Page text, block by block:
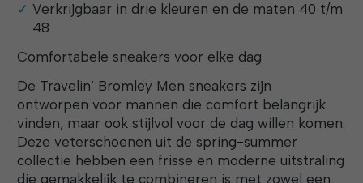
Verkrijgbaar in drie kleuren en de maten 40 t/m
48
Comfortabele sneakers voor elke dag
De Travelin’ Bromley Men sneakers zijn
ontworpen voor mannen die comfort belangrijk
vinden, maar ook stijlvol voor de dag willen komen.
Deze veterschoenen uit de spring-summer
collectie hebben een frisse en moderne uitstraling
die gemakkelijk te combineren is met zowel een